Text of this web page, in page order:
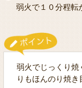
弱火で１０分程転
弱火でじっくり焼
りもほんのり焼